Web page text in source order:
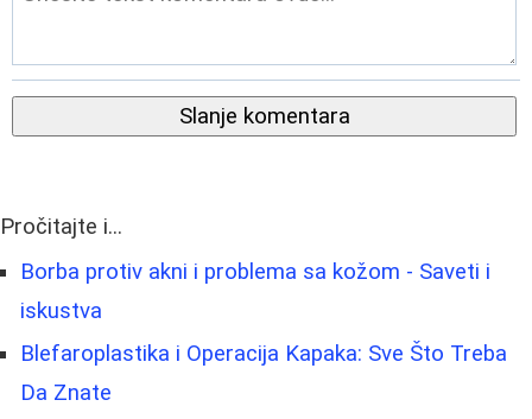
Slanje komentara
Pročitajte i...
Borba protiv akni i problema sa kožom - Saveti i
iskustva
Blefaroplastika i Operacija Kapaka: Sve Što Treba
Da Znate